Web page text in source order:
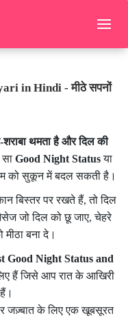
in Hindi - मीठे सपनों
थमता है और दिल की
सा Good Night Statusया
को सुकून में बदल सकती है।
बिस्तर पर रखते हैं, तो दिल
जो दिल को छू जाए, चेहरे
बना दे।
Good Night Status and
हैं जिसे आप रात के आखिरी
हर जज़्बात के लिए एक खूबसूरत